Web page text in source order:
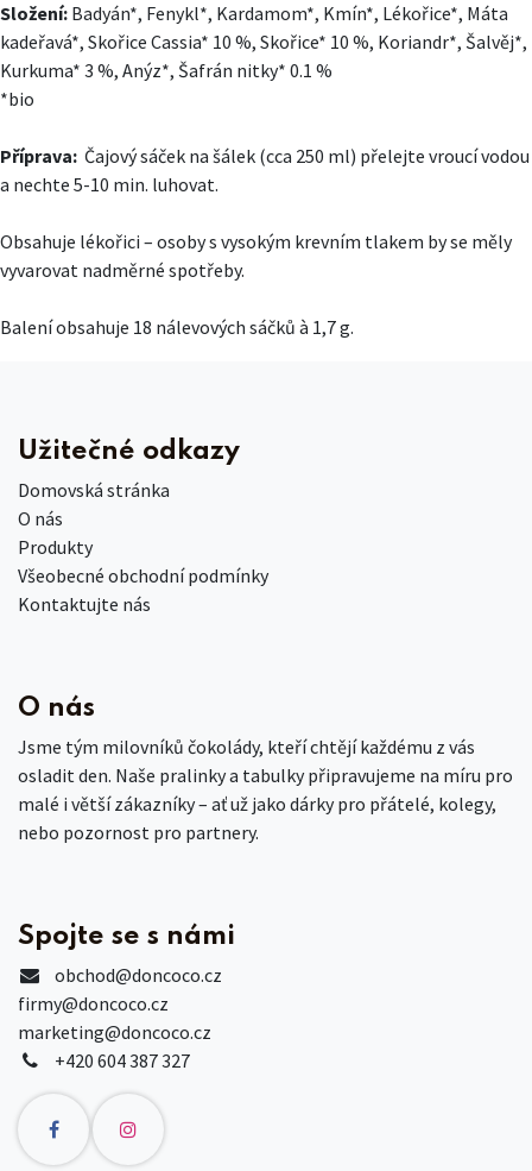
Složení: Badyán*, Fenykl*, Kardamom*, Kmín*, Lékořice*, Máta
kadeřavá*, Skořice Cassia* 10 %, Skořice* 10 %, Koriandr*, Šalvěj*,
Kurkuma* 3 %, Anýz*, Šafrán nitky* 0.1 %
*bio
Příprava: Čajový sáček na šálek (cca 250 ml) přelejte vroucí vodou
a nechte 5-10 min. luhovat.
Obsahuje lékořici – osoby s vysokým krevním tlakem by se měly
vyvarovat nadměrné spotřeby.
Balení obsahuje 18 nálevových sáčků à 1,7 g.
Užitečné odkazy
Domovská stránka
O nás
Produkty
Všeobecné obchodní podmínky
Kontaktujte nás
O nás
Jsme tým milovníků čokolády, kteří chtějí každému z vás
osladit den. Naše pralinky a tabulky připravujeme na míru pro
malé i větší zákazníky – ať už jako dárky pro přátelé, kolegy,
nebo pozornost pro partnery.
Spojte se s námi
obchod@doncoco.cz
firmy@doncoco.cz
marketing@doncoco.cz
+420 604 387 327